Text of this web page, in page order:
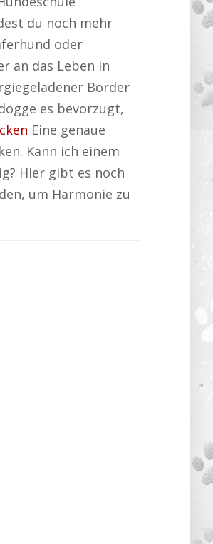
du noch mehr
oder
an das Leben in
Border
es bevorzugt,
Eine genaue
Kann ich einem
Hier gibt es noch
um Harmonie zu